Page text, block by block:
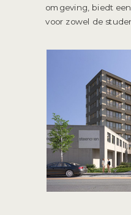
omgeving, biedt
voor zowel de